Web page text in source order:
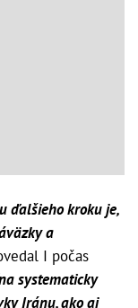
ďalšieho kroku je,
a
I počas
systematicky
Iránu, ako aj